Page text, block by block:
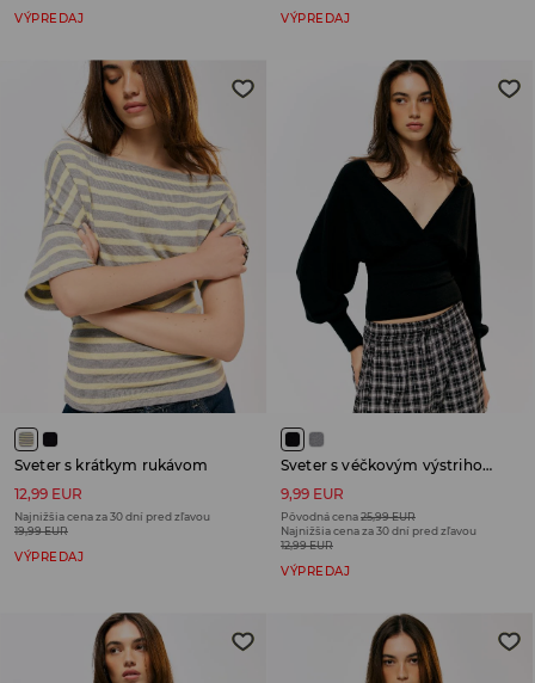
VÝPREDAJ VÝPREDAJ
Sveter s krátkym rukávom
12,99 EUR
Najnižšia cena za 30 dní pred zľavou
19,99 EUR
VÝPREDAJ
Sveter s véčkovým výstrihom
9,99 EUR
Pôvodná cena25,99 EUR
Najnižšia cena za 30 dní pred zľavou
12,99 EUR
VÝPREDAJ